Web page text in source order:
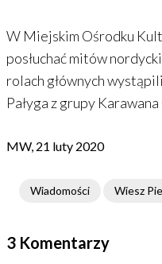
W Miejskim Ośrodku
posłuchać mitów
rolach głównych wystąpili
Pałyga z grupy
MW, 21 luty 2020
Wiadomości Wiesz
3 Komentarzy